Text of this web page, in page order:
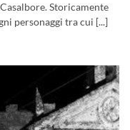
Storicamente
personaggi tra cui [...]